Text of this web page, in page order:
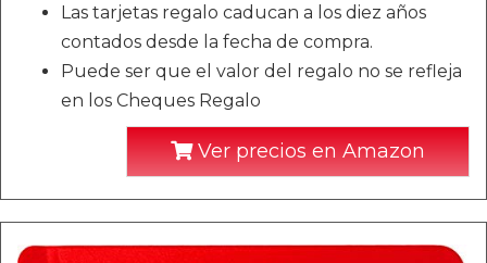
Las tarjetas regalo caducan a los diez años
contados desde la fecha de compra.
Puede ser que el valor del regalo no se refleja
en los Cheques Regalo
Ver precios en Amazon